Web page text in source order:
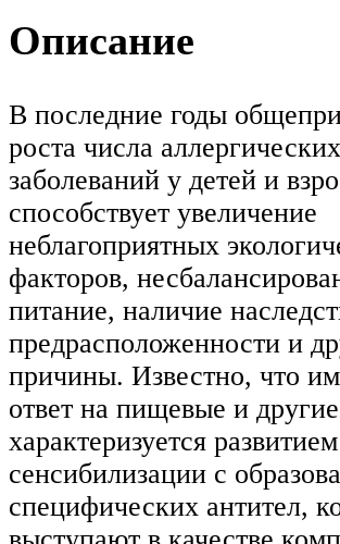
Описание
В последние годы
роста числа аллергических
заболеваний у детей и
способствует увеличение
неблагоприятных
факторов,
питание, наличие
предрасположенности и
причины. Известно, что
ответ на пищевые и
характеризуется развитием
сенсибилизации с
специфических антител,